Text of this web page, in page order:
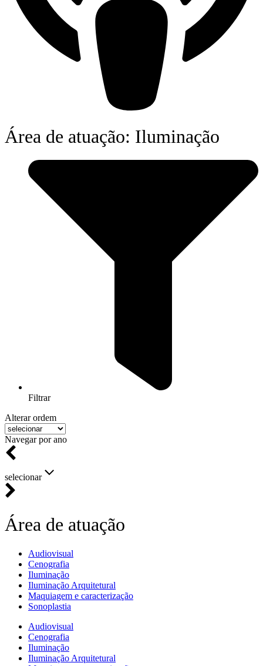
Área de atuação: Iluminação
Filtrar
Alterar ordem
Navegar por ano
selecionar
Área de atuação
Audiovisual
Cenografia
Iluminação
Iluminação Arquitetural
Maquiagem e caracterização
Sonoplastia
Audiovisual
Cenografia
Iluminação
Iluminação Arquitetural